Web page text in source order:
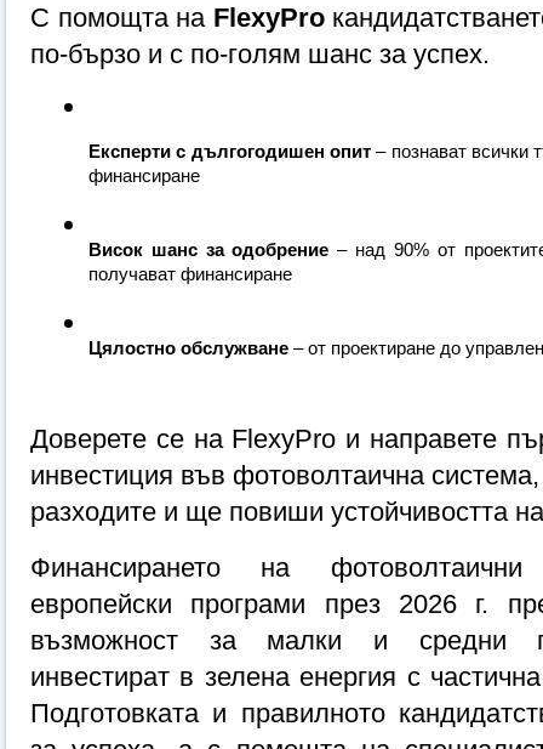
С помощта на FlexyPro
по-бързо и с по-голям шанс за успех.
Експерти с дългогодишен опит – познават всички
финансиране
Висок шанс за одобрение – над 90% от
получават финансиране
Цялостно обслужване – от проектиране до
Доверете се на FlexyPro и направете
инвестиция във фотоволтаична
разходите и ще повиши устойчивостта
Финансирането на
европейски програми през 2026 г.
възможност за малки и средни
инвестират в зелена енергия с
Подготовката и правилното